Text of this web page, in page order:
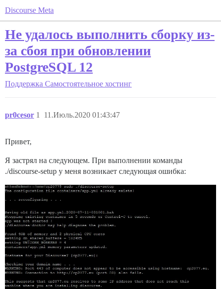
Discourse Meta
Не удалось выполнить сборку из-
за сбоя при обновлении
PostgreSQL 12
Поддержка Самостоятельное хостинг
pr0cesor 11.Июль.2020 01:43:47
1
Привет,
Я застрял на следующем. При выполнении команды
./discourse-setup у меня возникает следующая ошибка: